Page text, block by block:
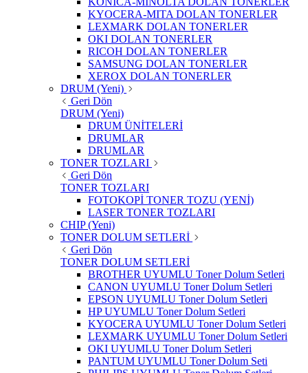
KYOCERA-MITA DOLAN TONERLER
LEXMARK DOLAN TONERLER
OKI DOLAN TONERLER
RICOH DOLAN TONERLER
SAMSUNG DOLAN TONERLER
XEROX DOLAN TONERLER
DRUM (Yeni)
Geri Dön
DRUM (Yeni)
DRUM ÜNİTELERİ
DRUMLAR
DRUMLAR
TONER TOZLARI
Geri Dön
TONER TOZLARI
FOTOKOPİ TONER TOZU (YENİ)
LASER TONER TOZLARI
CHIP (Yeni)
TONER DOLUM SETLERİ
Geri Dön
TONER DOLUM SETLERİ
BROTHER UYUMLU Toner Dolum Setleri
CANON UYUMLU Toner Dolum Setleri
EPSON UYUMLU Toner Dolum Setleri
HP UYUMLU Toner Dolum Setleri
KYOCERA UYUMLU Toner Dolum Setleri
LEXMARK UYUMLU Toner Dolum Setleri
OKI UYUMLU Toner Dolum Setleri
PANTUM UYUMLU Toner Dolum Seti